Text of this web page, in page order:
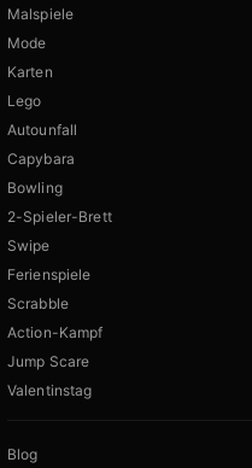
Malspiele
Mode
Karten
Lego
Autounfall
Capybara
Bowling
2-Spieler-Brett
Swipe
Ferienspiele
Scrabble
Action-Kampf
Jump Scare
Valentinstag
Blog